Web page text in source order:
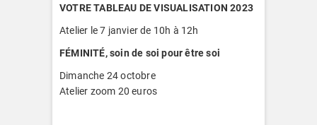
VOTRE TABLEAU DE VISUALISATION 2023
Atelier le 7 janvier de 10h à 12h
FÉMINITÉ, soin de soi pour être soi
Dimanche 24 octobre
Atelier zoom 20 euros